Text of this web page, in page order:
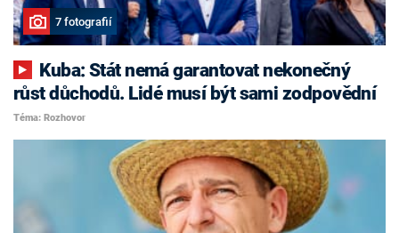
7 fotografií
růst důchodů. Lidé musí být sami zodpovědní
Téma: Rozhovor